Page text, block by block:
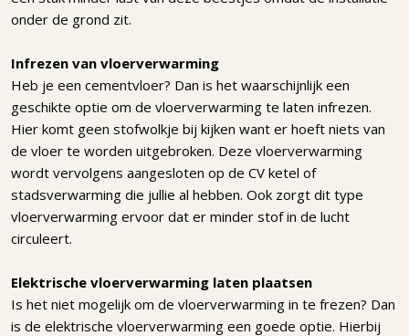
onder de grond zit.
Infrezen van vloerverwarming
Heb je een cementvloer? Dan is het waarschijnlijk een
geschikte optie om de vloerverwarming te laten infrezen.
Hier komt geen stofwolkje bij kijken want er hoeft niets van
de vloer te worden uitgebroken. Deze vloerverwarming
wordt vervolgens aangesloten op de CV ketel of
stadsverwarming die jullie al hebben. Ook zorgt dit type
vloerverwarming ervoor dat er minder stof in de lucht
circuleert.
Elektrische vloerverwarming laten plaatsen
Is het niet mogelijk om de vloerverwarming in te frezen? Dan
is de elektrische vloerverwarming een goede optie. Hierbij